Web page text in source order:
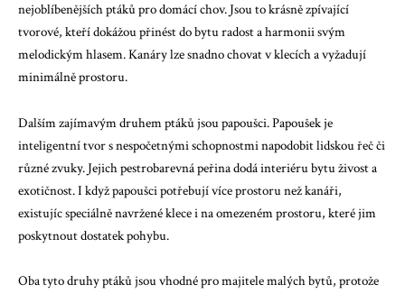
nejoblíbenějších ptáků pro domácí chov. Jsou to krásně zpívající
tvorové, kteří dokážou přinést do bytu radost a harmonii svým
melodickým hlasem. Kanáry lze snadno chovat v klecích a vyžadují
minimálně prostoru.
Dalším zajímavým druhem ptáků jsou papoušci. Papoušek je
inteligentní tvor s nespočetnými schopnostmi napodobit lidskou řeč či
různé zvuky. Jejich pestrobarevná peřina dodá interiéru bytu živost a
exotičnost. I když papoušci potřebují více prostoru než kanáři,
existujíc speciálně navržené klece i na omezeném prostoru, které jim
poskytnout dostatek pohybu.
Oba tyto druhy ptáků jsou vhodné pro majitele malých bytů, protože